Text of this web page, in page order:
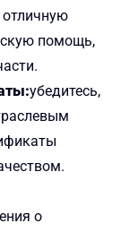
отличную
помощь,
убедитесь,
о